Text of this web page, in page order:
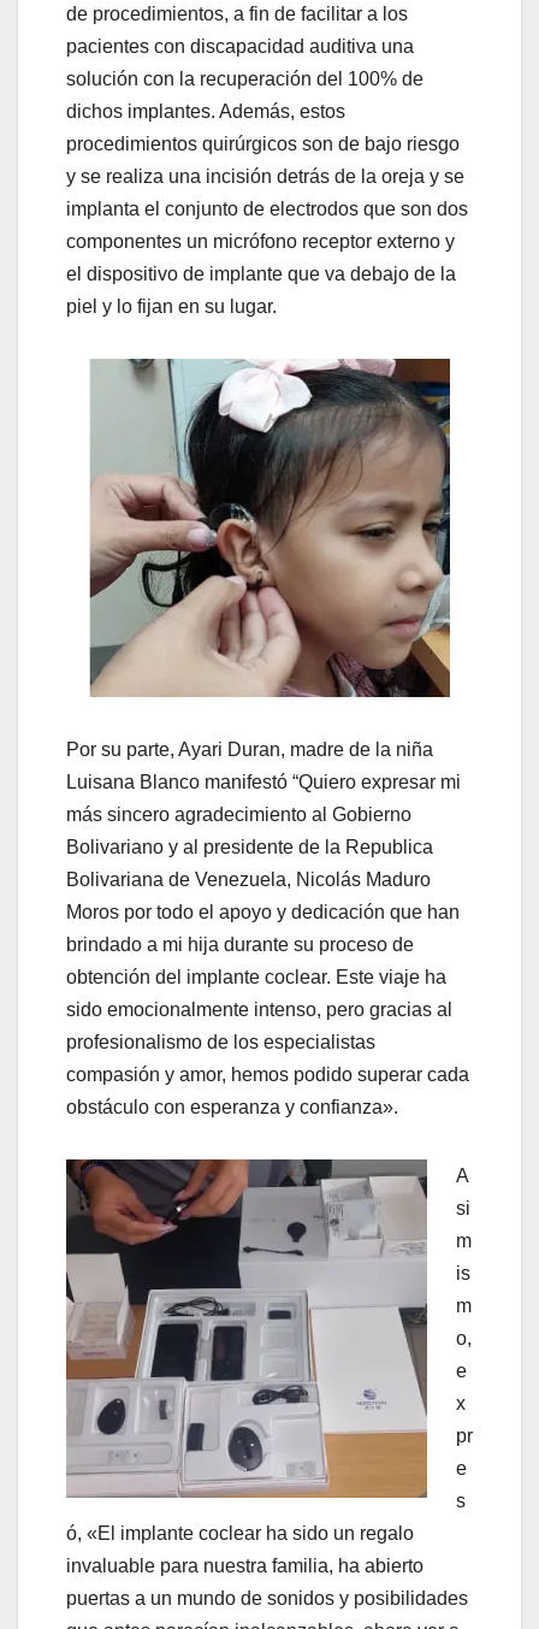
de procedimientos, a fin de facilitar a los
pacientes con discapacidad auditiva una
solución con la recuperación del 100% de
dichos implantes. Además, estos
procedimientos quirúrgicos son de bajo riesgo
y se realiza una incisión detrás de la oreja y se
implanta el conjunto de electrodos que son dos
componentes un micrófono receptor externo y
el dispositivo de implante que va debajo de la
piel y lo fijan en su lugar.
Por su parte, Ayari Duran, madre de la niña
Luisana Blanco manifestó “Quiero expresar mi
más sincero agradecimiento al Gobierno
Bolivariano y al presidente de la Republica
Bolivariana de Venezuela, Nicolás Maduro
Moros por todo el apoyo y dedicación que han
brindado a mi hija durante su proceso de
obtención del implante coclear. Este viaje ha
sido emocionalmente intenso, pero gracias al
profesionalismo de los especialistas
compasión y amor, hemos podido superar cada
obstáculo con esperanza y confianza».
A
si
m
is
m
o,
e
x
pr
e
s
ó, «El implante coclear ha sido un regalo
invaluable para nuestra familia, ha abierto
puertas a un mundo de sonidos y posibilidades